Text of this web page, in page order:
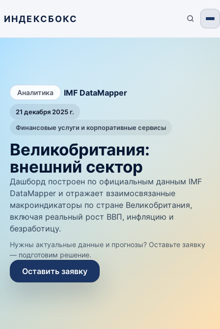
ИНДЕКСБОКС
Аналитика IMF DataMapper
21 декабря 2025 г.
Финансовые услуги и корпоративные сервисы
Великобритания:
внешний сектор
Дашборд построен по официальным данным IMF
DataMapper и отражает взаимосвязанные
макроиндикаторы по стране Великобритания,
включая реальный рост ВВП, инфляцию и
безработицу.
Нужны актуальные данные и прогнозы? Оставьте заявку
— подготовим решение.
Оставить заявку